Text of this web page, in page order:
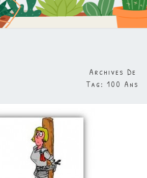
Archives De
Tag: 100 Ans